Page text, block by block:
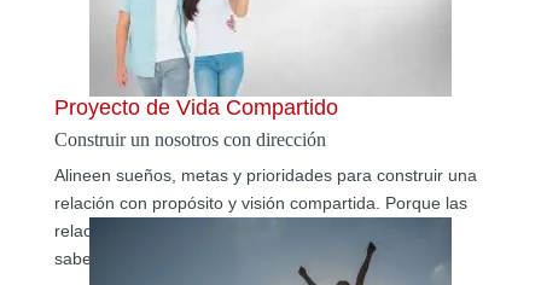
Proyecto de Vida Compartido
Construir un nosotros con dirección
Alineen sueños, metas y prioridades para construir una
relación con propósito y visión compartida. Porque las
relaciones más sólidas no solo se aman… también
saben hacia dónde van.